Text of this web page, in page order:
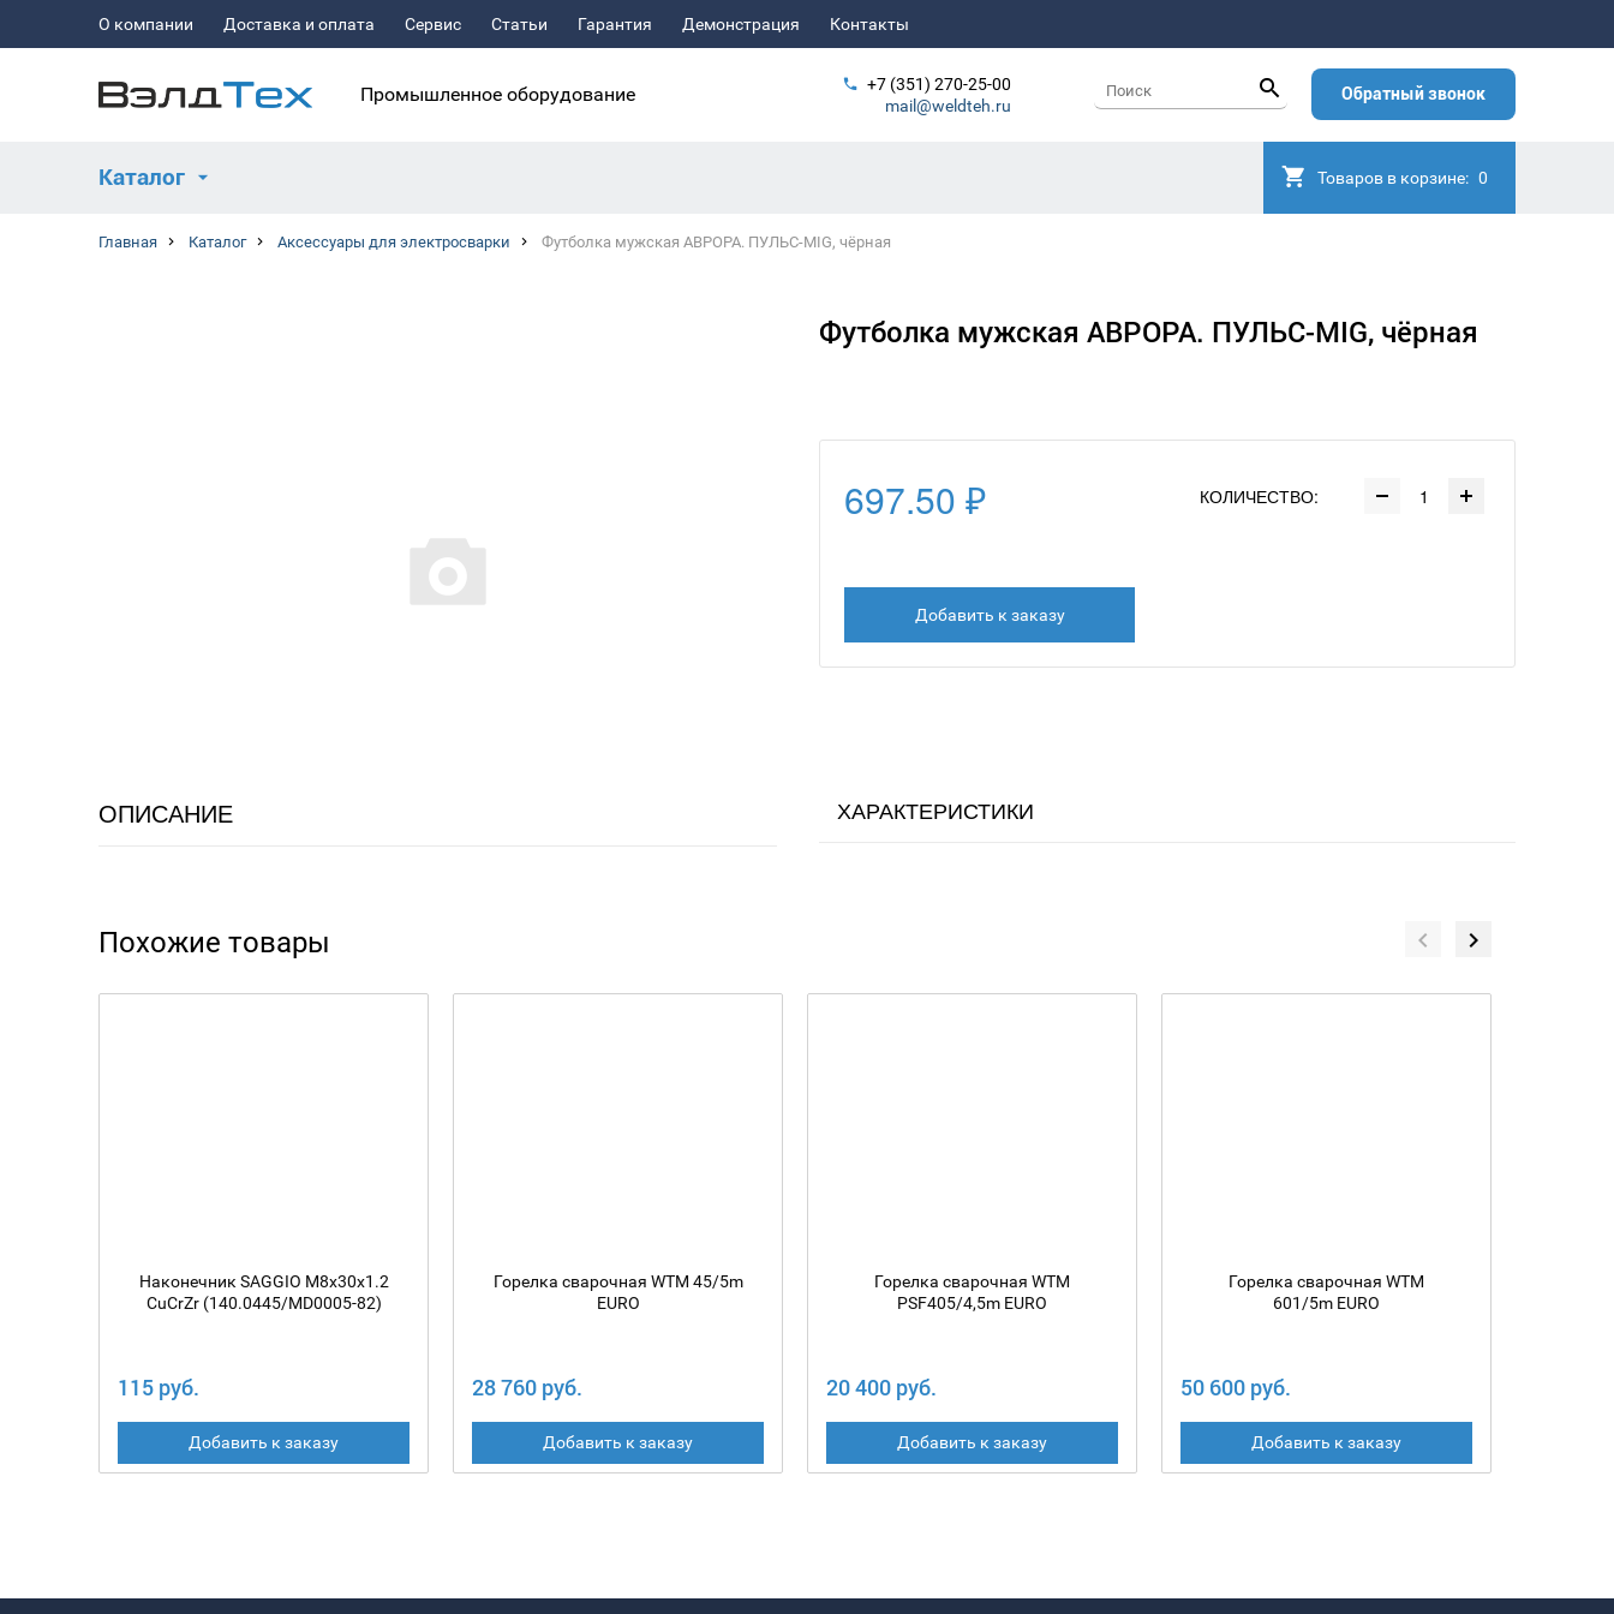
О компании Доставка и оплата Сервис Статьи Гарантия Демонстрация Контакты
Промышленное оборудование
+7 (351) 270-25-00
mail@weldteh.ru
Обратный звонок
Каталог Товаров в корзине: 0
Главная Каталог Аксессуары для электросварки Футболка мужская АВРОРА. ПУЛЬС-MIG, чёрная
Футболка мужская АВРОРА. ПУЛЬС-MIG, чёрная
697.50 ₽ КОЛИЧЕСТВО:
Добавить к заказу
ОПИСАНИЕ ХАРАКТЕРИСТИКИ
Похожие товары
Наконечник SAGGIO M8х30х1.2
CuCrZr (140.0445/MD0005-82)
115 руб.
Добавить к заказу
Горелка сварочная WTM 45/5m
EURO
28 760 руб.
Добавить к заказу
Горелка сварочная WTM
PSF405/4,5m EURO
20 400 руб.
Добавить к заказу
Горелка сварочная WTM
601/5m EURO
50 600 руб.
Добавить к заказу